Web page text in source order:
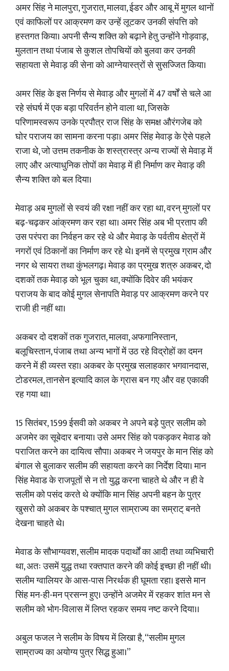
अमर सिंह ने मालपुरा, गुजरात, मालवा, ईडर और आबू में मुगल थानों
एवं काफिलों पर आक्रमण कर उन्हें लूटकर उनकी संपत्ति को
हस्तगत किया। अपनी सैन्य शक्ति को बढ़ाने हेतु उन्होंने गोड़वाड़,
मुलतान तथा पंजाब से कुशल तोपचियों को बुलवा कर उनकी
सहायता से मेवाड़ की सेना को आग्नेयास्त्रों से सुसज्जित किया।
अमर सिंह के इस निर्णय से मेवाड़ और मुगलों में 47 वर्षों से चले आ
रहे संघर्ष में एक बड़ा परिवर्तन होने वाला था, जिसके
परिणामस्वरूप उनके प्रपौत्र राज सिंह के समक्ष औरंगजेब को
घोर पराजय का सामना करना पड़ा। अमर सिंह मेवाड़ के ऐसे पहले
राजा थे, जो उत्तम तकनीक के शस्त्रास्त्र अन्य राज्यों से मेवाड़ में
लाए और अत्याधुनिक तोपों का मेवाड़ में ही निर्माण कर मेवाड़ की
सैन्य शक्ति को बल दिया।
मेवाड़ अब मुगलों से स्वयं की रक्षा नहीं कर रहा था, वरन् मुगलों पर
बढ़-चढ़कर आंक्रमण कर रहा था। अमर सिंह अब भी प्रताप की
उस परंपरा का निर्वहन कर रहे थे और मेवाड़ के पर्वतीय क्षेत्रों में
नगरों एवं ठिकानों का निर्माण कर रहे थे। इनमें से प्रमुख ग्राम और
नगर थे सायरा तथा कुंभलगढ़। मेवाड़ का प्रमुख शत्रु अकबर, दो
दशकों तक मेवाड़ को भूल चुका था, क्योंकि दिवेर की भयंकर
पराजय के बाद कोई मुगल सेनापति मेवाड़ पर आक्रमण करने पर
राजी ही नहीं था।
अकबर दो दशकों तक गुजरात, मालवा, अफगानिस्तान,
बलूचिस्तान, पंजाब तथा अन्य भागों में उठ रहे विद्रोहों का दमन
करने में ही व्यस्त रहा। अकबर के प्रमुख सलाहकार भगवानदास,
टोडरमल, तानसेन इत्यादि काल के ग्रास बन गए और वह एकाकी
रह गया था।
15 सितंबर, 1599 ईसवी को अकबर ने अपने बड़े पुत्र सलीम को
अजमेर का सूबेदार बनाया। उसे अमर सिंह को पकड़कर मेवाड को
पराजित करने का दायित्व सौपा। अकबर ने जयपुर के मान सिंह को
बंगाल से बुलाकर सलीम की सहायता करने का निर्देश दिया। मान
सिंह मेवाड के राजपूतों से न तो युद्ध करना चाहते थे और न ही वे
सलीम को पसंद करते थे क्योंकि मान सिंह अपनी बहन के पुत्र
खुसरो को अकबर के पश्चात् मुगल साम्राज्य का सम्राट् बनते
देखना चाहते थे।
मेवाड के सौभाग्यवश, सलीम मादक पदार्थों का आदी तथा व्यभिचारी
था, अतः उसमें युद्ध तथा रक्तपात करने की कोई इच्छा ही नहीं थी।
सलीम ग्वालियर के आस-पास निरर्थक ही घूमता रहा। इससे मान
सिंह मन-ही-मन प्रसन्न हुए। उन्होंने अजमेर में रहकर शांत मन से
सलीम को भोग-विलास में लिप्त रहकर समय नष्ट करने दिया।।
अबुल फजल ने सलीम के विषय में लिखा है, “सलीम मुगल
साम्राज्य का अयोग्य पुत्र सिद्ध हुआ।”